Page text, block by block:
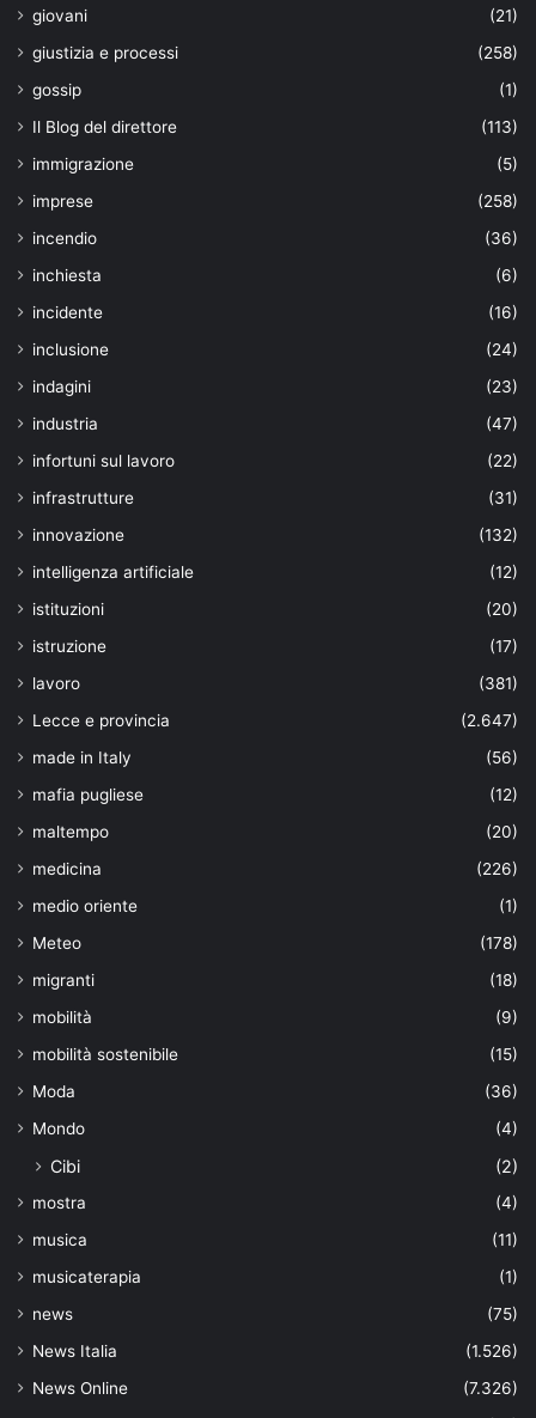
giovani
(21)
giustizia e processi
(258)
gossip
(1)
Il Blog del direttore
(113)
immigrazione
(5)
imprese
(258)
incendio
(36)
inchiesta
(6)
incidente
(16)
inclusione
(24)
indagini
(23)
industria
(47)
infortuni sul lavoro
(22)
infrastrutture
(31)
innovazione
(132)
intelligenza artificiale
(12)
istituzioni
(20)
istruzione
(17)
lavoro
(381)
Lecce e provincia
(2.647)
made in Italy
(56)
mafia pugliese
(12)
maltempo
(20)
medicina
(226)
medio oriente
(1)
Meteo
(178)
migranti
(18)
mobilità
(9)
mobilità sostenibile
(15)
Moda
(36)
Mondo
(4)
Cibi (2)
mostra
(4)
musica
(11)
musicaterapia
(1)
news
(75)
News Italia
(1.526)
News Online
(7.326)